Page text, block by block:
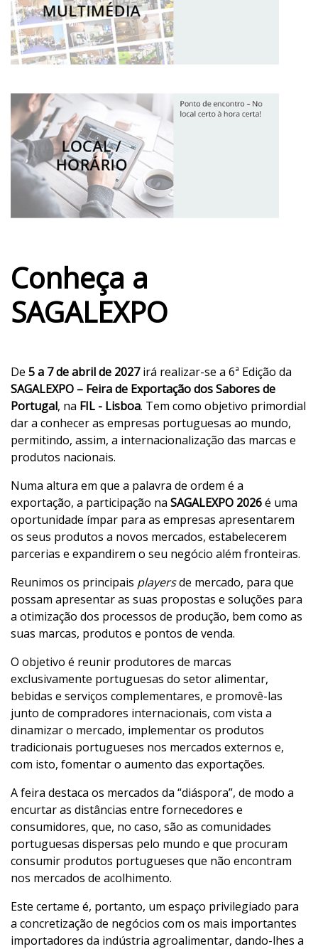
Conheça a
SAGALEXPO
De 5 a 7 de abril de 2027irá realizar-se a 6ª Edição da
SAGALEXPO – Feira de Exportação dos Sabores de
Portugal, na FIL - Lisboa. Tem como objetivo primordial
dar a conhecer as empresas portuguesas ao mundo,
permitindo, assim, a internacionalização das marcas e
produtos nacionais.
Numa altura em que a palavra de ordem é a
exportação, a participação na SAGALEXPO 2026é uma
oportunidade ímpar para as empresas apresentarem
os seus produtos a novos mercados, estabelecerem
parcerias e expandirem o seu negócio além fronteiras.
Reunimos os principais playersde mercado, para que
possam apresentar as suas propostas e soluções para
a otimização dos processos de produção, bem como as
suas marcas, produtos e pontos de venda.
O objetivo é reunir produtores de marcas
exclusivamente portuguesas do setor alimentar,
bebidas e serviços complementares, e promovê-las
junto de compradores internacionais, com vista a
dinamizar o mercado, implementar os produtos
tradicionais portugueses nos mercados externos e,
com isto, fomentar o aumento das exportações.
A feira destaca os mercados da “diáspora”, de modo a
encurtar as distâncias entre fornecedores e
consumidores, que, no caso, são as comunidades
portuguesas dispersas pelo mundo e que procuram
consumir produtos portugueses que não encontram
nos mercados de acolhimento.
Este certame é, portanto, um espaço privilegiado para
a concretização de negócios com os mais importantes
importadores da indústria agroalimentar, dando-lhes a